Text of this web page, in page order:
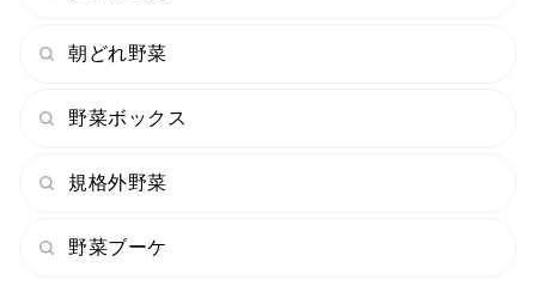
朝どれ野菜
野菜ボックス
規格外野菜
野菜ブーケ